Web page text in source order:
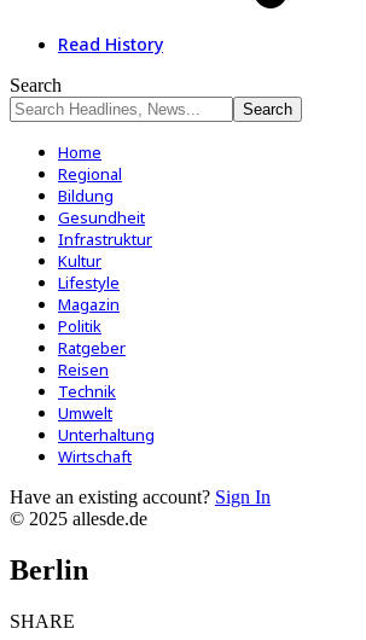
Read History
Search
Home
Regional
Bildung
Gesundheit
Infrastruktur
Kultur
Lifestyle
Magazin
Politik
Ratgeber
Reisen
Technik
Umwelt
Unterhaltung
Wirtschaft
Have an existing account? Sign In
© 2025 allesde.de
Berlin
SHARE